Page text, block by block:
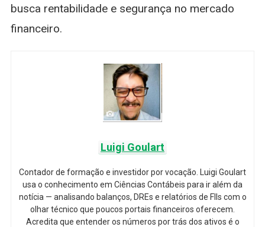
busca rentabilidade e segurança no mercado
financeiro.
Luigi Goulart
Contador de formação e investidor por vocação. Luigi Goulart
usa o conhecimento em Ciências Contábeis para ir além da
notícia — analisando balanços, DREs e relatórios de FIIs com o
olhar técnico que poucos portais financeiros oferecem.
Acredita que entender os números por trás dos ativos é o